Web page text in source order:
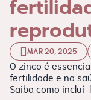
MAR 20, 2025
O zinco é
fertilidade e na
Saiba como